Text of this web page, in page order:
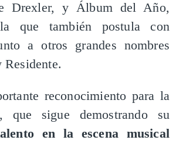
Drexler, y Álbum del Año,
que también postula con
a otros grandes nombres
reconocimiento para la
que sigue demostrando su
en la escena musical